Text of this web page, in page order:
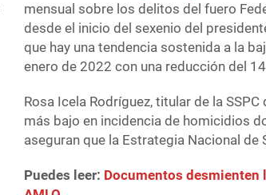
mensual sobre los delitos del fuero
desde el inicio del sexenio del
que hay una tendencia sostenida a la
enero de 2022 con una reducción del
Rosa Icela Rodríguez, titular de la
más bajo en incidencia de homicidios
aseguran que la Estrategia Nacional
Puedes leer: Documentos desmienten